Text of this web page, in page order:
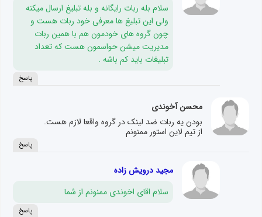
سلام بله ربات رایگانه و بله تبلیغ ارسال میکنه
ولی این تبلیغ ها معرفی خود ربات هست و
چون گروه های خودمون هم با همین ربات
مدیریت میشن حواسمون هست که تعداد
تبلیغات باید کم باشه .
پاسخ
محسن آخوندی
بودن یه ربات ضد لینک در گروه واقعا لازم هست.
از تیم لاین استور ممنونم
پاسخ
مجید درویش زاده
سلام اقای اخوندی ممنونم از شما
پاسخ